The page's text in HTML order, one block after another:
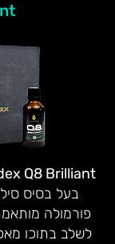
Q8 Brilliant
בעל בסיס
פורמולה
לשלב בתוכו